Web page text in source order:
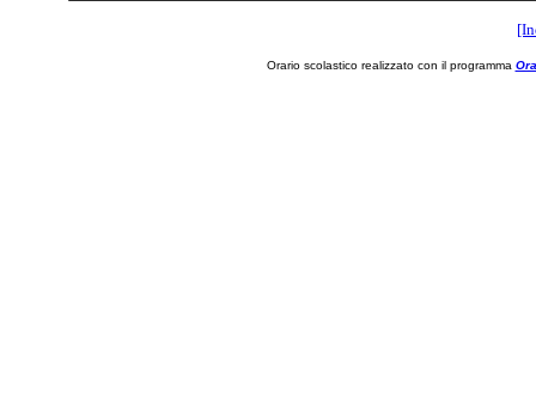
Orario scolastico realizzato con il programma